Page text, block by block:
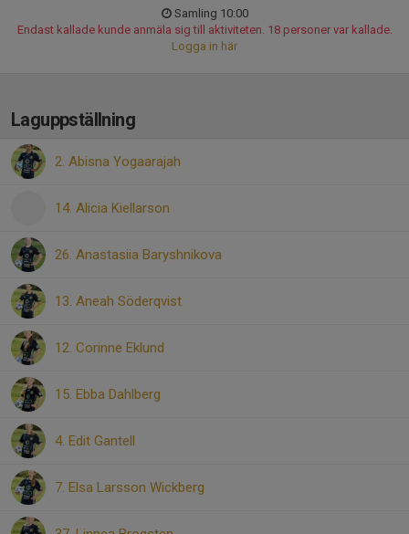
Samling 10:00
Endast kallade kunde anmäla sig till aktiviteten. 18 personer var kallade.
Logga in här
Laguppställning
2. Abisna Yogaarajah
14. Alicia Kiellarson
26. Anastasiia Baryshnikova
13. Aneah Söderqvist
12. Corinne Eklund
15. Ebba Dahlberg
4. Edit Gantell
7. Elsa Larsson Wickberg